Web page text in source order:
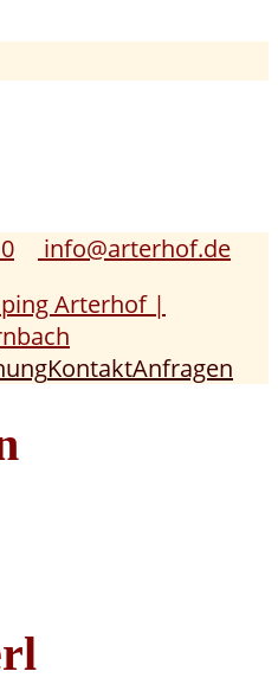
info@arterhof.de
KontaktAnfragen